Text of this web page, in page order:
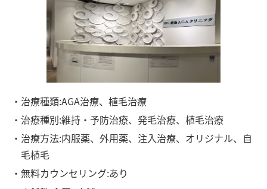
・治療種類:AGA治療、植毛治療
・治療種別:維持・予防治療、発毛治療、植毛治療
・治療方法:内服薬、外用薬、注入治療、オリジナル、自
毛植毛
・無料カウンセリング:あり